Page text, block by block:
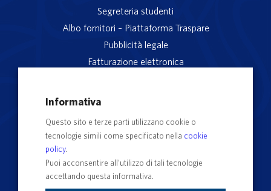
Segreteria studenti
Albo fornitori – Piattaforma Traspare
Pubblicità legale
Fatturazione elettronica
Servizio reclami
Sedi e Poli
Contatti e PEC
Informativa
Questo sito e terze parti utilizzano cookie o
tecnologie simili come specificato nella cookie
policy.
Puoi acconsentire all’utilizzo di tali tecnologie
accettando questa informativa.